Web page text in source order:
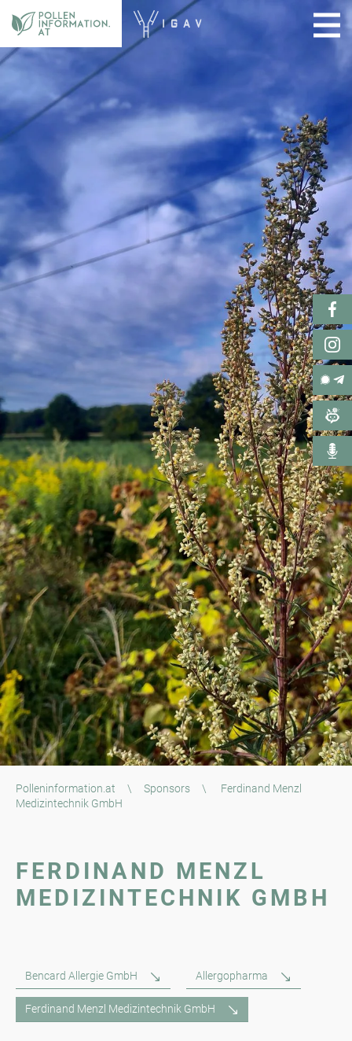
Polleninformation.at \ Sponsors \
Ferdinand Menzl
Medizintechnik GmbH
FERDINAND MENZL
MEDIZINTECHNIK GMBH
Bencard Allergie GmbH Allergopharma
Ferdinand Menzl Medizintechnik GmbH